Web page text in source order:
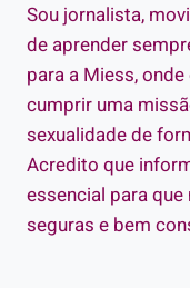
Sou jornalista,
de aprender
para a Miess,
cumprir uma
sexualidade de
Acredito que
essencial para
seguras e bem